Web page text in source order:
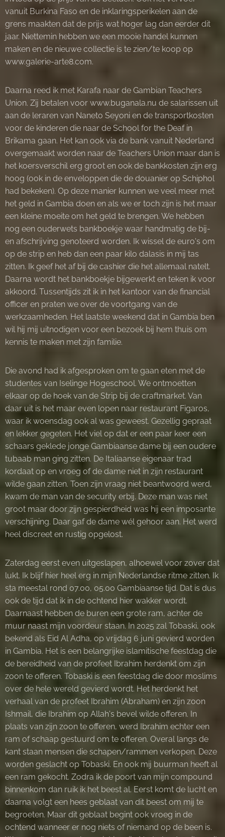
vanuit Burkina Faso en de inklaringsperikelen aan de
grens maakten dat de prijs wat hoger lag dan eerder dit
jaar. Niettemin hebben we een mooie handel kunnen
maken en de nieuwe collectie is te zien/te koop op
www.galerie-arte8.com.
Daarna reed ik met Karafa naar de Gambian Teachers
Union. Zij betalen voor www.buganala.nu de salarissen uit
aan de leraren van Naneto Seyoni en de transportkosten
voor de kinderen die naar de School for the Deaf in
Brikama gaan. Het kan ook via de bank vanuit Nederland
overgemaakt worden naar de Teachers Union maar dan is
het koersverschil erg groot en ook de bankkosten zijn erg
hoog (ook in de enveloppen die de douanier op Schiphol
had bekeken). Op deze manier kunnen we veel meer met
het geld in Gambia doen en als we er toch zijn is het maar
een kleine moeite om het geld te brengen. We hebben
nog een ouderwets bankboekje waar handmatig de bij-
en afschrijving genoteerd worden. Ik wissel de euro's om
op de strip en heb dan een paar kilo dalasis in mij tas
zitten. Ik geef het af bij de cashier die het allemaal natelt.
Daarna wordt het bankboekje bijgewerkt en teken ik voor
akkoord. Tussentijds zit ik in het kantoor van de financial
officer en praten we over de voortgang van de
werkzaamheden. Het laatste weekend dat in Gambia ben
wil hij mij uitnodigen voor een bezoek bij hem thuis om
kennis te maken met zijn familie.
Die avond had ik afgesproken om te gaan eten met de
studentes van Iselinge Hogeschool. We ontmoetten
elkaar op de hoek van de Strip bij de craftmarket. Van
daar uit is het maar even lopen naar restaurant Figaros,
waar ik woensdag ook al was geweest. Gezellig gepraat
en lekker gegeten. Het viel op dat er een paar keer een
schaars geklede jonge Gambiaanse dame bij een oudere
tubaab man ging zitten. De Italiaanse eigenaar trad
kordaat op en vroeg of de dame niet in zijn restaurant
wilde gaan zitten. Toen zijn vraag niet beantwoord werd,
kwam de man van de security erbij. Deze man was niet
groot maar door zijn gespierdheid was hij een imposante
verschijning. Daar gaf de dame wél gehoor aan. Het werd
heel discreet en rustig opgelost.
Zaterdag eerst even uitgeslapen, alhoewel voor zover dat
lukt. Ik blijf hier heel erg in mijn Nederlandse ritme zitten. Ik
sta meestal rond 07.00, 05.00 Gambiaanse tijd. Dat is dus
ook de tijd dat ik in de ochtend hier wakker wordt.
Daarnaast hebben de buren een grote ram, achter de
muur naast mijn voordeur staan. In 2025 zal Tobaski, ook
bekend als Eid Al Adha, op vrijdag 6 juni gevierd worden
in Gambia. Het is een belangrijke islamitische feestdag die
de bereidheid van de profeet Ibrahim herdenkt om zijn
zoon te offeren. Tobaski is een feestdag die door moslims
over de hele wereld gevierd wordt. Het herdenkt het
verhaal van de profeet Ibrahim (Abraham) en zijn zoon
Ishmail, die Ibrahim op Allah's bevel wilde offeren. In
plaats van zijn zoon te offeren, werd Ibrahim echter een
ram of schaap gestuurd om te offeren. Overal langs de
kant staan mensen die schapen/rammen verkopen. Deze
worden geslacht op Tobaski. En ook mij buurman heeft al
een ram gekocht. Zodra ik de poort van mijn compound
binnenkom dan ruik ik het beest al. Eerst komt de lucht en
daarna volgt een hees geblaat van dit beest om mij te
begroeten. Maar dit geblaat begint ook vroeg in de
ochtend wanneer er nog niets of niemand op de been is.